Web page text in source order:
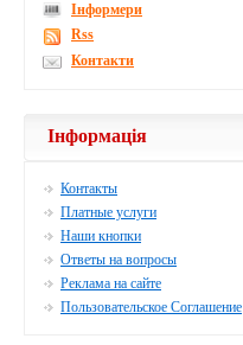
Інформери
Rss
Контакти
Інформація
Контакты
Платные услуги
Наши кнопки
Ответы на вопросы
Реклама на сайте
Пользовательское Соглашение